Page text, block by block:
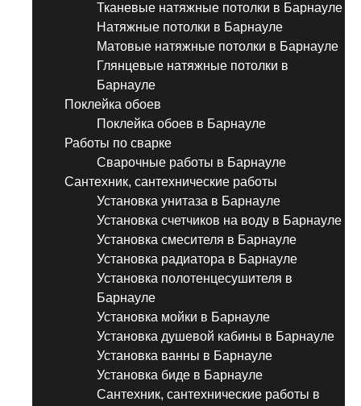
Тканевые натяжные потолки в Барнауле
Натяжные потолки в Барнауле
Матовые натяжные потолки в Барнауле
Глянцевые натяжные потолки в
Барнауле
Поклейка обоев
Поклейка обоев в Барнауле
Работы по сварке
Сварочные работы в Барнауле
Сантехник, сантехнические работы
Установка унитаза в Барнауле
Установка счетчиков на воду в Барнауле
Установка смесителя в Барнауле
Установка радиатора в Барнауле
Установка полотенцесушителя в
Барнауле
Установка мойки в Барнауле
Установка душевой кабины в Барнауле
Установка ванны в Барнауле
Установка биде в Барнауле
Сантехник, сантехнические работы в